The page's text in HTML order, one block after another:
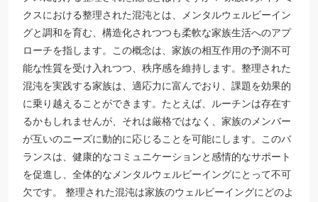
クスにおける整理された混沌とは、メンタルウェルビーイン
グと調和を育む、構造化されつつも柔軟な家族生活へのアプ
ローチを指します。この概念は、家族の相互作用の予測不可
能な性質を受け入れつつ、秩序感を維持します。整理された
混沌を実践する家族は、適応力に富んでおり、課題を効果的
に乗り越えることができます。たとえば、ルーチンは存在す
るかもしれませんが、それは厳格ではなく、家族のメンバー
が互いのニーズに動的に応じることを可能にします。このバ
ランスは、健康的なコミュニケーションと感情的なサポート
を促進し、全体的なメンタルウェルビーイングにとって不可
欠です。 整理された混沌は家族のウェルビーイングにどのよ